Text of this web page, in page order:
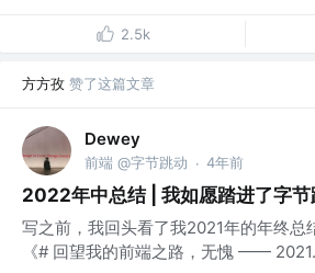
2.5k
方方孜 赞了这篇文章
Dewey
前端 @字节跳动 · 4年前
2022年中总结 | 我如愿踏进了字节
写之前，我回头看了我2021年的年终
《# 回望我的前端之路，无愧 ——